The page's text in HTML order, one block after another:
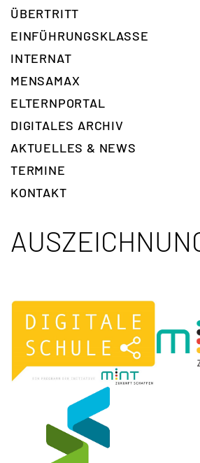
ÜBERTRITT
EINFÜHRUNGSKLASSE
INTERNAT
MENSAMAX
ELTERNPORTAL
DIGITALES ARCHIV
AKTUELLES & NEWS
TERMINE
KONTAKT